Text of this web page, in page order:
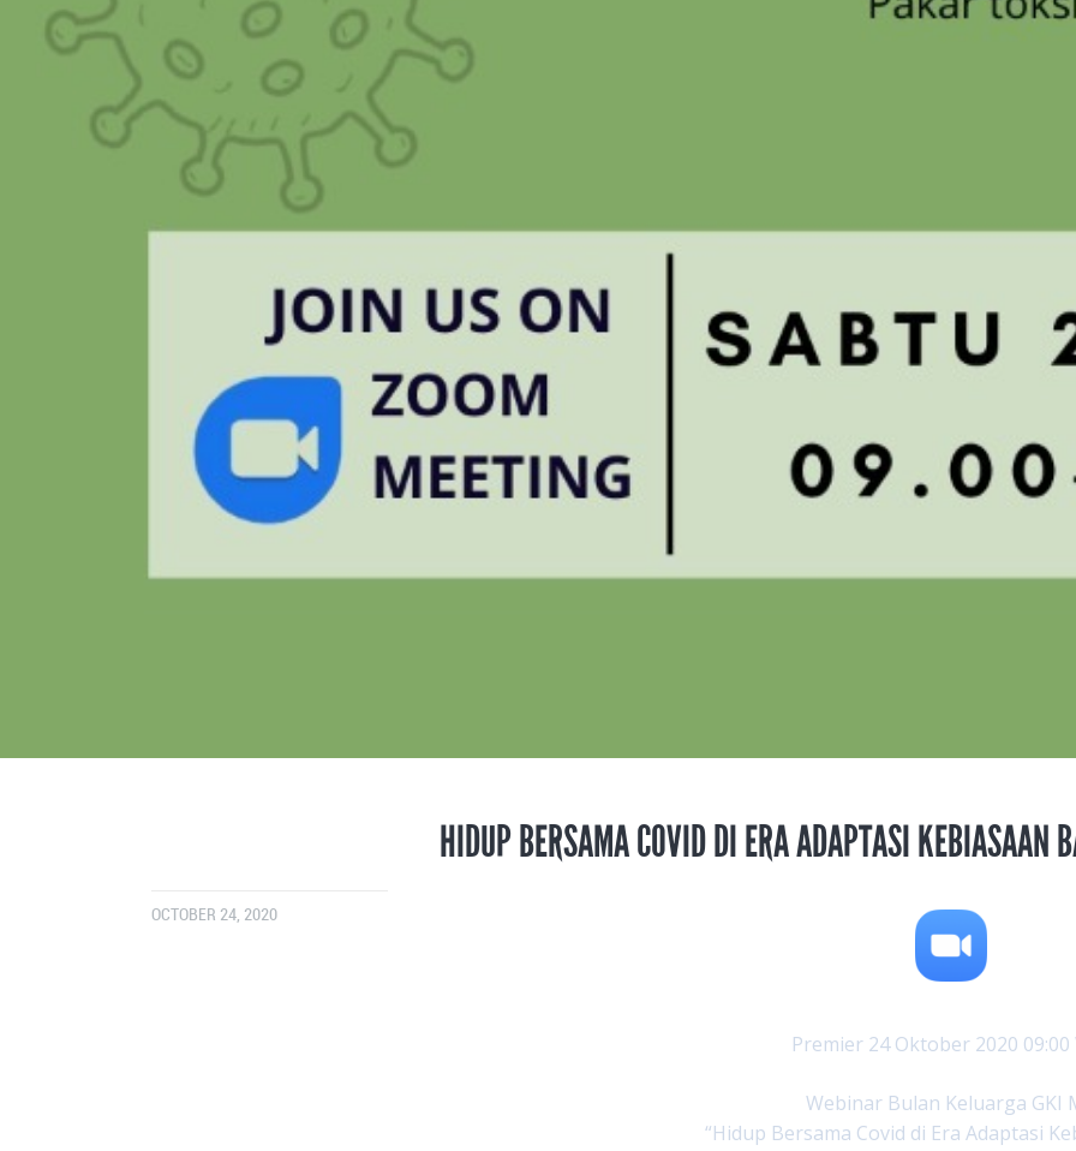
HIDUP BERSAMA COVID DI ERA ADAPTASI KEBIASAAN
OCTOBER 24, 2020
Premier 24 Oktober 2020 09:00
Webinar Bulan Keluarga GKI
“Hidup Bersama Covid di Era Adaptasi